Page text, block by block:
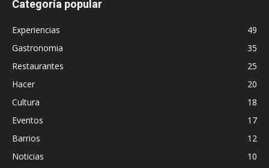
Categoría popular
Experiencias
49
Gastronomia
35
Restaurantes
25
Hacer
20
Cultura
18
Eventos
17
Barrios
12
Noticias
10